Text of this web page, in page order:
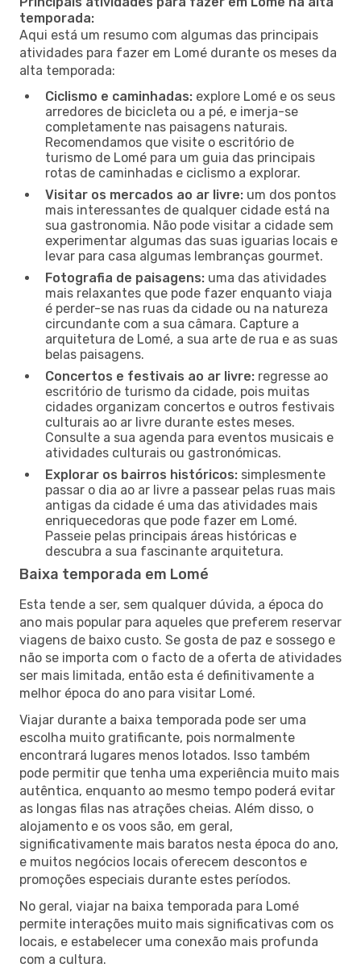
temporada:
Aqui está um resumo com algumas das principais
atividades para fazer em Lomé durante os meses da
alta temporada:
Ciclismo e caminhadas: explore Lomé e os seus
arredores de bicicleta ou a pé, e imerja-se
completamente nas paisagens naturais.
Recomendamos que visite o escritório de
turismo de Lomé para um guia das principais
rotas de caminhadas e ciclismo a explorar.
Visitar os mercados ao ar livre: um dos pontos
mais interessantes de qualquer cidade está na
sua gastronomia. Não pode visitar a cidade sem
experimentar algumas das suas iguarias locais e
levar para casa algumas lembranças gourmet.
Fotografia de paisagens: uma das atividades
mais relaxantes que pode fazer enquanto viaja
é perder-se nas ruas da cidade ou na natureza
circundante com a sua câmara. Capture a
arquitetura de Lomé, a sua arte de rua e as suas
belas paisagens.
Concertos e festivais ao ar livre: regresse ao
escritório de turismo da cidade, pois muitas
cidades organizam concertos e outros festivais
culturais ao ar livre durante estes meses.
Consulte a sua agenda para eventos musicais e
atividades culturais ou gastronómicas.
Explorar os bairros históricos: simplesmente
passar o dia ao ar livre a passear pelas ruas mais
antigas da cidade é uma das atividades mais
enriquecedoras que pode fazer em Lomé.
Passeie pelas principais áreas históricas e
descubra a sua fascinante arquitetura.
Baixa temporada em Lomé
Esta tende a ser, sem qualquer dúvida, a época do
ano mais popular para aqueles que preferem reservar
viagens de baixo custo. Se gosta de paz e sossego e
não se importa com o facto de a oferta de atividades
ser mais limitada, então esta é definitivamente a
melhor época do ano para visitar Lomé.
Viajar durante a baixa temporada pode ser uma
escolha muito gratificante, pois normalmente
encontrará lugares menos lotados. Isso também
pode permitir que tenha uma experiência muito mais
autêntica, enquanto ao mesmo tempo poderá evitar
as longas filas nas atrações cheias. Além disso, o
alojamento e os voos são, em geral,
significativamente mais baratos nesta época do ano,
e muitos negócios locais oferecem descontos e
promoções especiais durante estes períodos.
No geral, viajar na baixa temporada para Lomé
permite interações muito mais significativas com os
locais, e estabelecer uma conexão mais profunda
com a cultura.